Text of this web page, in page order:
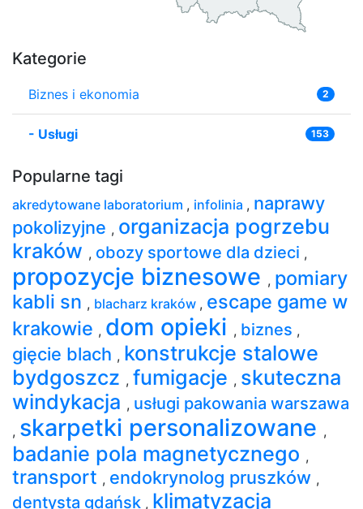
Kategorie
Biznes i ekonomia 2
- Usługi 153
Popularne tagi
akredytowane laboratorium , infolinia , naprawy
pokolizyjne , organizacja pogrzebu
kraków , obozy sportowe dla dzieci ,
propozycje biznesowe , pomiary
kabli sn , blacharz kraków , escape game w
krakowie , dom opieki , biznes ,
gięcie blach , konstrukcje stalowe
bydgoszcz , fumigacje , skuteczna
windykacja , usługi pakowania warszawa
, skarpetki personalizowane ,
badanie pola magnetycznego ,
transport , endokrynolog pruszków ,
dentysta gdańsk , klimatyzacja